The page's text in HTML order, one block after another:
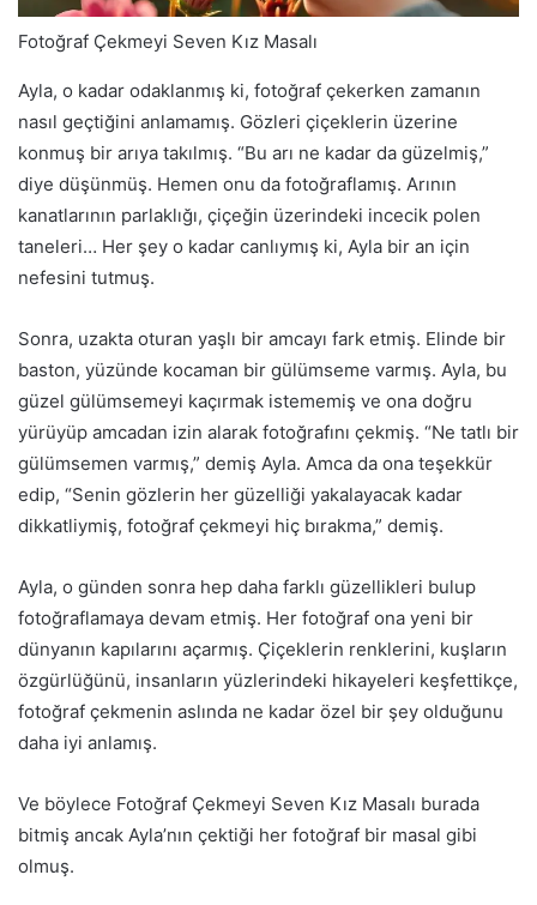
Fotoğraf Çekmeyi Seven Kız Masalı
Ayla, o kadar odaklanmış ki, fotoğraf çekerken zamanın
nasıl geçtiğini anlamamış. Gözleri çiçeklerin üzerine
konmuş bir arıya takılmış. “Bu arı ne kadar da güzelmiş,”
diye düşünmüş. Hemen onu da fotoğraflamış. Arının
kanatlarının parlaklığı, çiçeğin üzerindeki incecik polen
taneleri… Her şey o kadar canlıymış ki, Ayla bir an için
nefesini tutmuş.
Sonra, uzakta oturan yaşlı bir amcayı fark etmiş. Elinde bir
baston, yüzünde kocaman bir gülümseme varmış. Ayla, bu
güzel gülümsemeyi kaçırmak istememiş ve ona doğru
yürüyüp amcadan izin alarak fotoğrafını çekmiş. “Ne tatlı bir
gülümsemen varmış,” demiş Ayla. Amca da ona teşekkür
edip, “Senin gözlerin her güzelliği yakalayacak kadar
dikkatliymiş, fotoğraf çekmeyi hiç bırakma,” demiş.
Ayla, o günden sonra hep daha farklı güzellikleri bulup
fotoğraflamaya devam etmiş. Her fotoğraf ona yeni bir
dünyanın kapılarını açarmış. Çiçeklerin renklerini, kuşların
özgürlüğünü, insanların yüzlerindeki hikayeleri keşfettikçe,
fotoğraf çekmenin aslında ne kadar özel bir şey olduğunu
daha iyi anlamış.
Ve böylece Fotoğraf Çekmeyi Seven Kız Masalı burada
bitmiş ancak Ayla’nın çektiği her fotoğraf bir masal gibi
olmuş.